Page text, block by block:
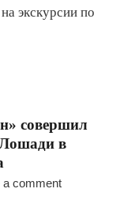
экскурсии по
совершил
Лошади в
a comment